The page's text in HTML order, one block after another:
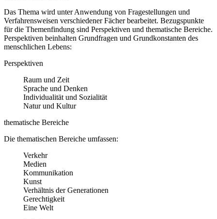
Das Thema wird unter Anwendung von Fragestellungen und
Verfahrensweisen verschiedener Fächer bearbeitet. Bezugspunkte
für die Themenfindung sind Perspektiven und thematische Bereiche.
Perspektiven beinhalten Grundfragen und Grundkonstanten des
menschlichen Lebens:
Perspektiven
Raum und Zeit
Sprache und Denken
Individualität und Sozialität
Natur und Kultur
thematische Bereiche
Die thematischen Bereiche umfassen:
Verkehr
Medien
Kommunikation
Kunst
Verhältnis der Generationen
Gerechtigkeit
Eine Welt